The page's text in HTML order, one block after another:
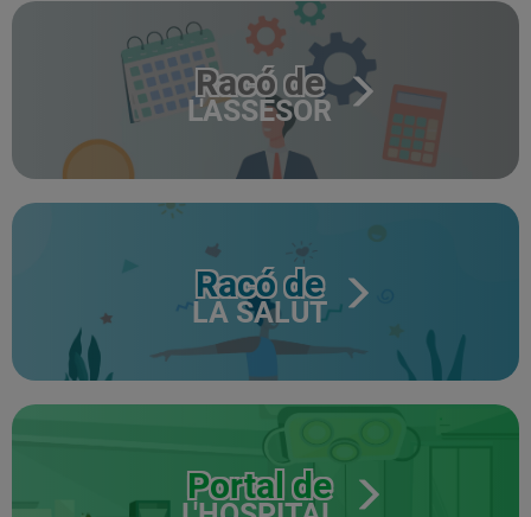
Racó de
L'ASSESOR
Racó de
LA SALUT
Portal de